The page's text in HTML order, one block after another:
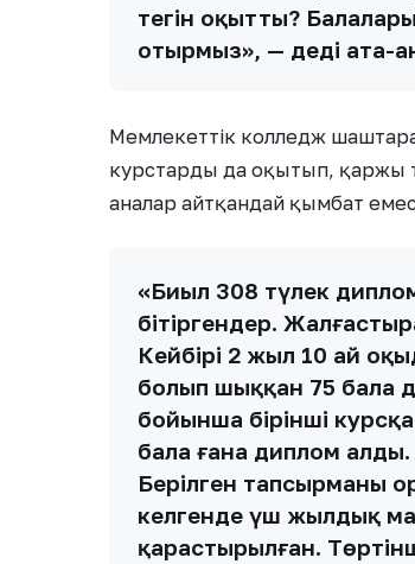
тегін оқытты?
отырмыз», — деді ата-
Мемлекеттік колледж
курстарды да оқытып, қаржы
аналар айтқандай қымбат
«Биыл 308 түлек
бітіргендер.
Кейбірі 2 жыл 10 ай
болып шыққан 75 бала
бойынша бірінші
бала ғана диплом
Берілген тапсырманы
келгенде үш жылдық
қарастырылған.